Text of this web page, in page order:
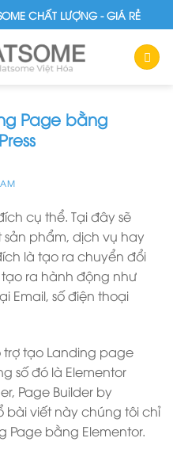
CHẤT LƯỢNG - GIÁ RẺ
Page bằng
cụ thể. Tại đây sẽ
phẩm, dịch vụ hay
là tạo ra chuyển đổi
ra hành động như
Email, số điện thoại
trợ tạo Landing page
số đó là Elementor
Page Builder by
bài viết này chúng tôi chỉ
Page bằng Elementor.